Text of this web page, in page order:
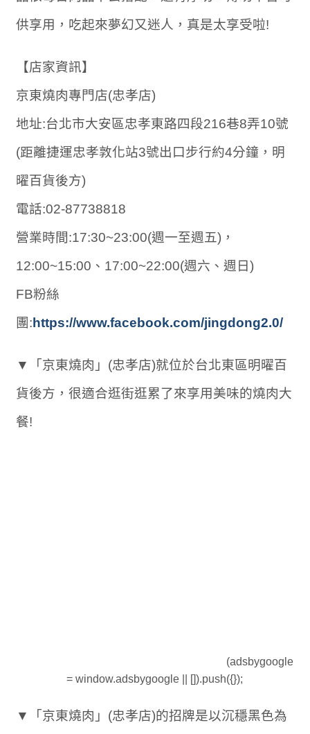
供享用，吃起來夢幻又迷人，真是太享受啦!
【店家資訊】
京東燒肉專門店(忠孝店)
地址:台北市大安區忠孝東路四段216巷8弄10號
(距離捷運忠孝敦化站3號出口步行約4分鐘，明
曜百貨後方)
電話:02-87738818
營業時間:17:30~23:00(週一至週五)，
12:00~15:00、17:00~22:00(週六、週日)
FB粉絲
團:https://www.facebook.com/jingdong2.0/
▼「京東燒肉」(忠孝店)就位於台北東區明曜百
貨後方，很適合逛街逛累了來享用美味的燒肉大
餐!
(adsbygoogle
= window.adsbygoogle || []).push({});
▼「京東燒肉」(忠孝店)的招牌是以沉穩黑色為